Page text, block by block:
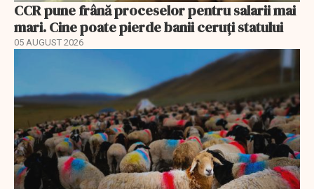
CCR pune frână proceselor pentru salarii mai
mari. Cine poate pierde banii ceruți statului
05 AUGUST 2026